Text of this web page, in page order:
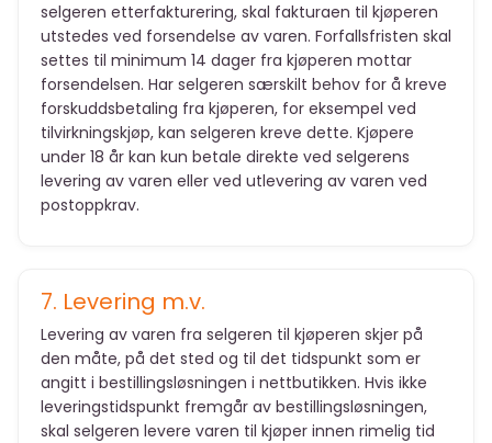
selgeren etterfakturering, skal fakturaen til kjøperen
utstedes ved forsendelse av varen. Forfallsfristen skal
settes til minimum 14 dager fra kjøperen mottar
forsendelsen. Har selgeren særskilt behov for å kreve
forskuddsbetaling fra kjøperen, for eksempel ved
tilvirkningskjøp, kan selgeren kreve dette. Kjøpere
under 18 år kan kun betale direkte ved selgerens
levering av varen eller ved utlevering av varen ved
postoppkrav.
7. Levering m.v.
Levering av varen fra selgeren til kjøperen skjer på
den måte, på det sted og til det tidspunkt som er
angitt i bestillingsløsningen i nettbutikken. Hvis ikke
leveringstidspunkt fremgår av bestillingsløsningen,
skal selgeren levere varen til kjøper innen rimelig tid